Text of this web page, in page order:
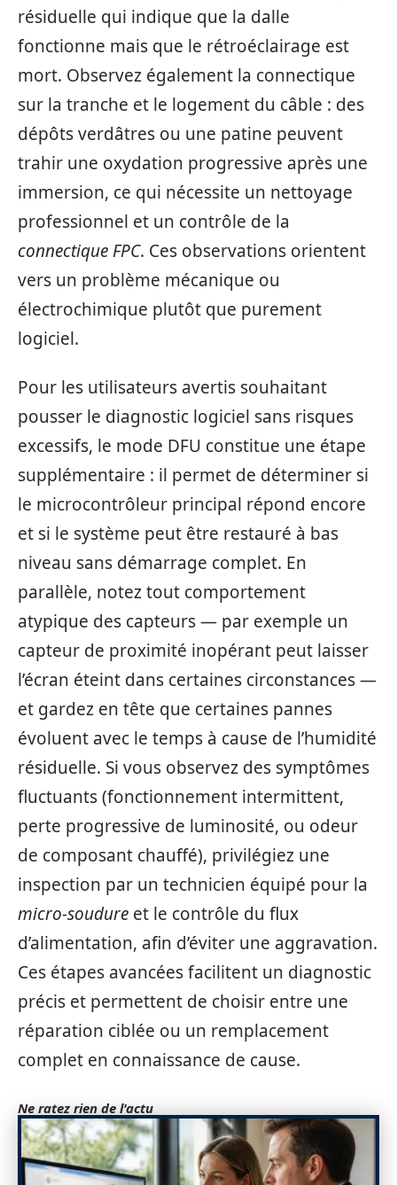
résiduelle qui indique que la dalle
fonctionne mais que le rétroéclairage est
mort. Observez également la connectique
sur la tranche et le logement du câble : des
dépôts verdâtres ou une patine peuvent
trahir une oxydation progressive après une
immersion, ce qui nécessite un nettoyage
professionnel et un contrôle de la
connectique FPC. Ces observations orientent
vers un problème mécanique ou
électrochimique plutôt que purement
logiciel.
Pour les utilisateurs avertis souhaitant
pousser le diagnostic logiciel sans risques
excessifs, le mode DFU constitue une étape
supplémentaire : il permet de déterminer si
le microcontrôleur principal répond encore
et si le système peut être restauré à bas
niveau sans démarrage complet. En
parallèle, notez tout comportement
atypique des capteurs — par exemple un
capteur de proximité inopérant peut laisser
l’écran éteint dans certaines circonstances —
et gardez en tête que certaines pannes
évoluent avec le temps à cause de l’humidité
résiduelle. Si vous observez des symptômes
fluctuants (fonctionnement intermittent,
perte progressive de luminosité, ou odeur
de composant chauffé), privilégiez une
inspection par un technicien équipé pour la
micro-soudure et le contrôle du flux
d’alimentation, afin d’éviter une aggravation.
Ces étapes avancées facilitent un diagnostic
précis et permettent de choisir entre une
réparation ciblée ou un remplacement
complet en connaissance de cause.
Ne ratez rien de l'actu